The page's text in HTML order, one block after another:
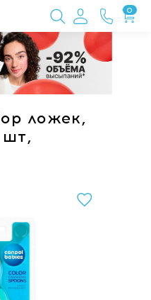
0
ложек,